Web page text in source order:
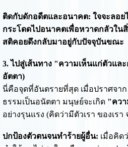
ติดกับดักอดีตและอนาคต: ใจจะลอย
กระโดดไปอนาคตเพื่อหวาดกลัวใน
สติคอยดึงกลับมาอยู่กับปัจจุบันขณะ
3. ไปสู่เส้นทาง "ความเห็นแก่ตัวแล
อัตตา)
นี่คือจุดที่อันตรายที่สุด เมื่อปราศจาก
ธรรมเป็นอนัตตา มนุษย์จะเกิด "ควา
อย่างรุนแรง (คิดว่ามีตัวเรา ของเรา
ปกป้องตัวตนจนทำร้ายผู้อื่น: เมื่อคิด